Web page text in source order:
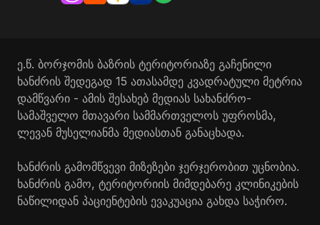
ე.წ. ბორჯომის ბაზრის ტერიტორიაზე გაჩენილი
ხანძრის შედეგად 15 ათასამდე კვადრატული მეტრია
დამწვარი - ამის შესახებ მედიას სახანძრო-
სამაშველო მთავარი სამმართველოს უფროსმა,
ლევან მუსელიანმა მედიასთან განაცხადა.
ხანძრის გამომწვევი მიზეზები ჯერჯერობით უცნობია.
ხანძრის გამო, ტერიტორიის მიმდებარე კლინიკების
ნაწილიდან პაციენტების ევაკუაცია გახდა საჭირო.